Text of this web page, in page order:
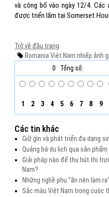
và công bố vào ngày 12/4.
được triển lãm tại Somerset
Trở về đầu trang
Romania Việt Nam nhiếp ảnh
0
Tổng số:
1 2 3 4 5 6 7 8 9
Các tin khác
Giữ gìn và phát triển đa dạng
Quảng bá du lịch qua sản
Giải pháp nào để thu hút thị
Nam?
Những nghề phụ “ăn nên làm
Sắc màu Việt Nam trong cuộc